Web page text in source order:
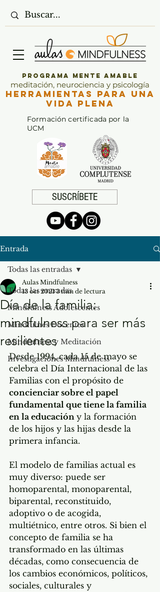
SUSCRÍBETE
Programa Mente Amable
meditación, neurociencia y psicología
Herramientas para una
vida plena
Formación certificada por la
UCM
Entrada
Todas las entradas
Mindfulness Adolescentes
Mindfulnes Docentes
Mindfulness y Meditación
Investigaciones Mindfulness
Todas las entradas
Día de la familia:
mindfulness para ser más
resilientes
Aulas Mindfulness
13 oct 2021 3 min de lectura
Desde 1994, cada 15 de mayo se
celebra el Día Internacional de las
Familias con el propósito de
concienciar sobre el papel
fundamental que tiene la familia
en la educación y la formación
de los hijos y las hijas desde la
primera infancia.
El modelo de familias actual es
muy diverso: puede ser
homoparental, monoparental,
biparental, reconstituido,
adoptivo o de acogida,
multiétnico, entre otros. Si bien el
concepto de familia se ha
transformado en las últimas
décadas, como consecuencia de
los cambios económicos, políticos,
sociales, culturales y